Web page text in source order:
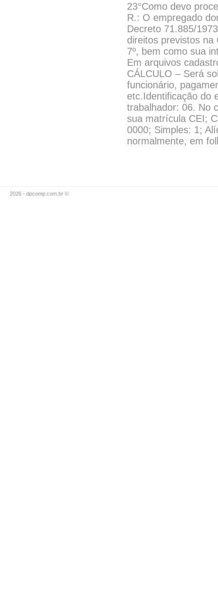
23°Como devo
R.: O empregado
Decreto 71.885/
direitos previstos na
7º, bem como sua
Em arquivos
CÁLCULO – Será
funcionário,
etc.Identificação do
trabalhador: 06. No
sua matrícula CEI;
0000; Simples: 1;
normalmente, em
2026 - dpcomp.com.br ©